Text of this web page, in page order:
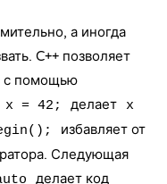
а иногда
C++ позволяет
с помощью
x = 42; делает x
избавляет от
Следующая
делает код